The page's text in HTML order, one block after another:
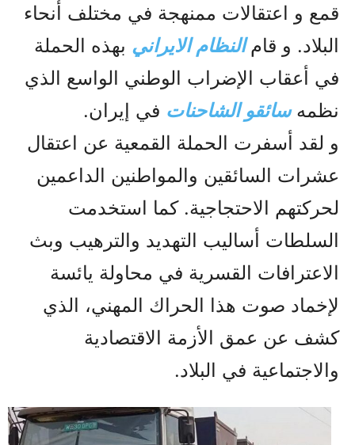
قمع و اعتقالات ممنهجة في مختلف أنحاء
البلاد. و قامالنظام الایراني بهذه الحملة
في أعقاب الإضراب الوطني الواسع الذي
نظمهسائقو الشاحنات في إيران.
و لقد أسفرت الحملة القمعیة عن اعتقال
عشرات السائقين والمواطنين الداعمين
لحركتهم الاحتجاجية. کما استخدمت
السلطات أساليب التهديد والترهيب وبث
الاعترافات القسرية في محاولة يائسة
لإخماد صوت هذا الحراك المهني، الذي
كشف عن عمق الأزمة الاقتصادية
والاجتماعية في البلاد.